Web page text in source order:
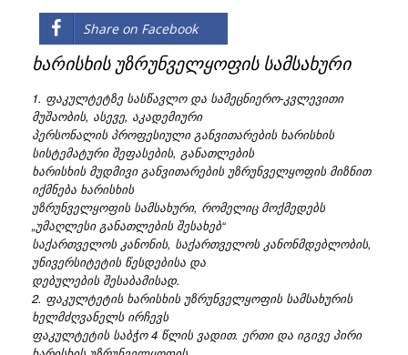
Share on Facebook
ხარისხის უზრუნველყოფის სამსახური
1. ფაკულტეტზე სასწავლო და სამეცნიერო-კვლევითი
მუშაობის, ასევე, აკადემიური
პერსონალის პროფესიული განვითარების ხარისხის
სისტემატური შეფასების, განათლების
ხარისხის მუდმივი განვითარების უზრუნველყოფის მიზნით
იქმნება ხარისხის
უზრუნველყოფის სამსახური, რომელიც მოქმედებს
„უმაღლესი განათლების შესახებ“
საქართველოს კანონის, საქართველოს კანონმდებლობის,
უნივერსიტეტის წესდებისა და
დებულების შესაბამისად.
2. ფაკულტეტის ხარისხის უზრუნველყოფის სამსახურის
ხელმძღვანელს ირჩევს
ფაკულტეტის საბჭო 4 წლის ვადით. ერთი და იგივე პირი